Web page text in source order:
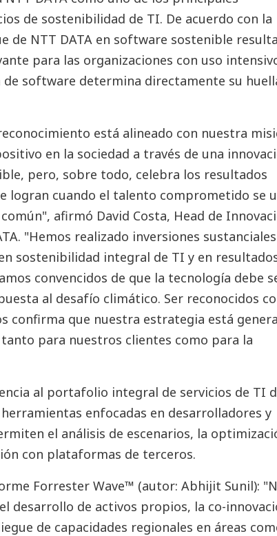
de sostenibilidad de TI. De acuerdo con la
de NTT DATA en software sostenible resulta
para las organizaciones con uso
de software determina directamente su
está alineado con nuestra
en la sociedad a través de una
pero, sobre todo, celebra los resultados
logran cuando el talento comprometido se
afirmó David Costa, Head de
"Hemos realizado inversiones
sostenibilidad integral de TI y en
convencidos de que la tecnología debe
al desafío climático. Ser reconocidos
confirma que nuestra estrategia está
para nuestros clientes como para la
al portafolio integral de servicios de TI
herramientas enfocadas en desarrolladores y
el análisis de escenarios, la
con plataformas de terceros.
Forrester Wave™ (autor: Abhijit Sunil):
desarrollo de activos propios, la co-
de capacidades regionales en áreas